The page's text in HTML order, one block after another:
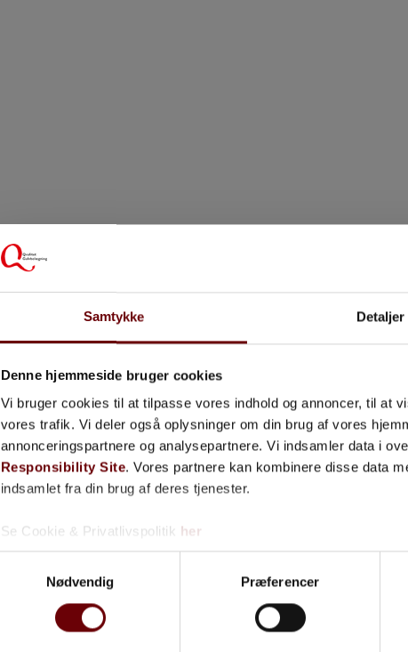
Samtykke Detaljer
Denne hjemmeside bruger cookies
Vi bruger cookies til at tilpasse vores indhold og annoncer, til at
vores trafik. Vi deler også oplysninger om din brug af vores
annonceringspartnere og analysepartnere. Vi indsamler data i
Responsibility Site. Vores partnere kan kombinere disse data
indsamlet fra din brug af deres tjenester.
Se Cookie & Privatlivspolitik
her
Nødvendig
Præferencer
Boligvinyl
Kontakt os
Klik her